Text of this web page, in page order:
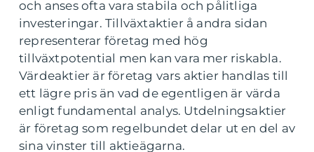
och anses ofta vara stabila och pålitliga
investeringar. Tillväxtaktier å andra sidan
representerar företag med hög
tillväxtpotential men kan vara mer riskabla.
Värdeaktier är företag vars aktier handlas till
ett lägre pris än vad de egentligen är värda
enligt fundamental analys. Utdelningsaktier
är företag som regelbundet delar ut en del av
sina vinster till aktieägarna.